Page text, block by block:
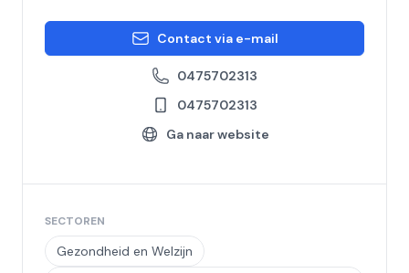
Contact via e-mail
0475702313
0475702313
Ga naar website
SECTOREN
Gezondheid en Welzijn